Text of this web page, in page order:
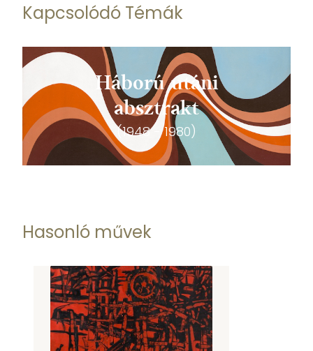
Kapcsolódó Témák
Háború utáni
absztrakt
(1948 - 1980)
Hasonló művek